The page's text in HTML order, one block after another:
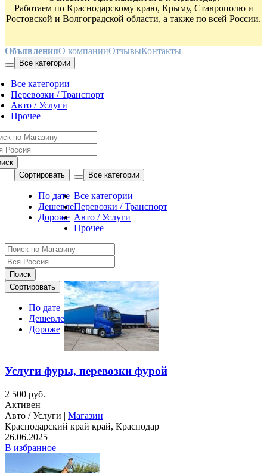
Работаем по Краснодарскому краю, Крыму, Ставрополю и
Ростовской и Волгоградской области, а также по всей России.
ОбъявленияО компанииОтзывыКонтакты
Все категории
Все категории
Перевозки / Транспорт
Авто / Услуги
Прочее
Сортировать
По дате
Дешевле
Дороже
Все категории
Все категории
Перевозки / Транспорт
Авто / Услуги
Прочее
Поиск
Сортировать
По дате
Дешевле
Дороже
Услуги фуры, перевозки фурой
2 500 руб.
Активен
Авто / Услуги | Магазин
Краснодарский край край, Краснодар
26.06.2025
В избранное